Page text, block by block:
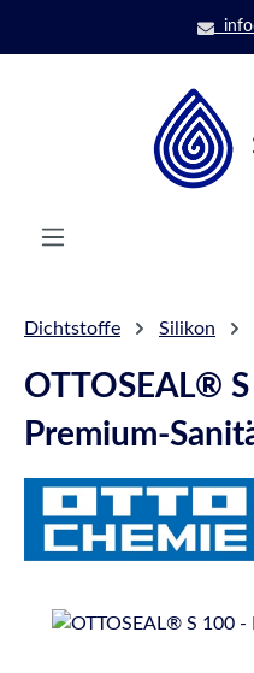
Zum Hauptinhalt springen
Dichtstoffe Silikon
OTTOSEAL®
Premium-
Bildergalerie überspringen